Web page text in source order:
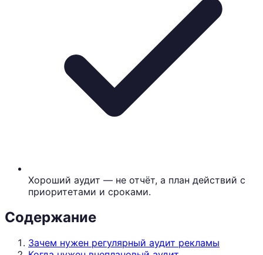
Хороший аудит — не отчёт, а план действий с
приоритетами и сроками.
Содержание
Зачем нужен регулярный аудит рекламы